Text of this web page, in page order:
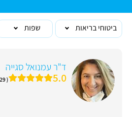
ביטוחי בריאות שפות
ד"ר עמנואל סגייה
5.0 ( 29 חוות דעת )